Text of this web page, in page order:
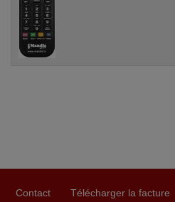
Contact Télécharger la facture